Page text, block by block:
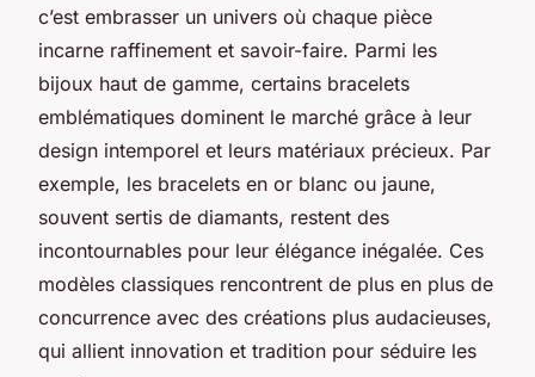
c’est embrasser un univers où chaque pièce
incarne raffinement et savoir-faire. Parmi les
bijoux haut de gamme, certains bracelets
emblématiques dominent le marché grâce à leur
design intemporel et leurs matériaux précieux. Par
exemple, les bracelets en or blanc ou jaune,
souvent sertis de diamants, restent des
incontournables pour leur élégance inégalée. Ces
modèles classiques rencontrent de plus en plus de
concurrence avec des créations plus audacieuses,
qui allient innovation et tradition pour séduire les